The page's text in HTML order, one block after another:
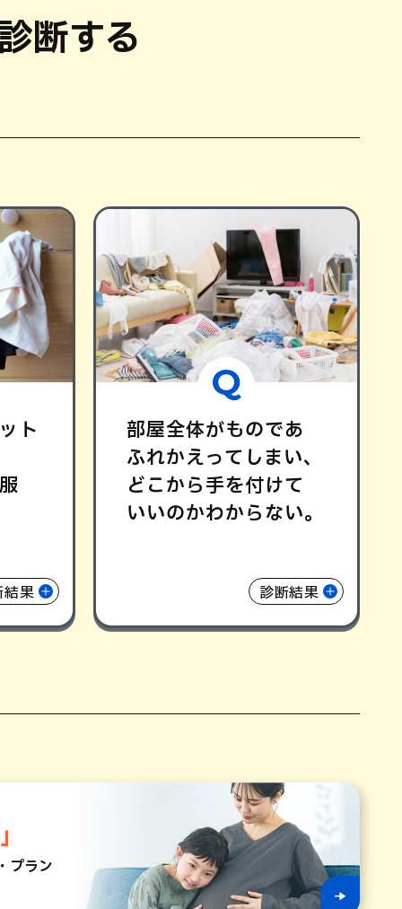
断する
ト
結果
Q
部屋全体がものであ
ふれかえってしまい､
どこから手を付けて
いいのかわからない｡
診断結果
プラン